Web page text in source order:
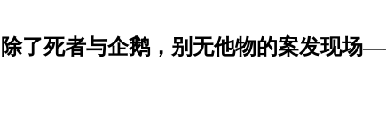
除了死者与企鹅，别无他物的案发现场